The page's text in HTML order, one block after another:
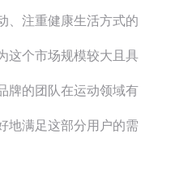
、注重健康生活方式的
这个市场规模较大且具
牌的团队在运动领域有
地满足这部分用户的需